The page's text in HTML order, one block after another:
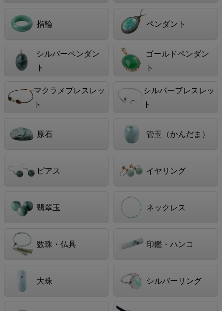
指輪 ペンダント
シルバーペンダン
ト
ゴールドペンダン
ト
マクラメブレスレッ
ト
シルバーブレスレッ
ト
原石 管玉（かんだま）
ピアス イヤリング
翡翠玉 ネックレス
数珠・仏具 印鑑・ハンコ
大珠 シルバーリング